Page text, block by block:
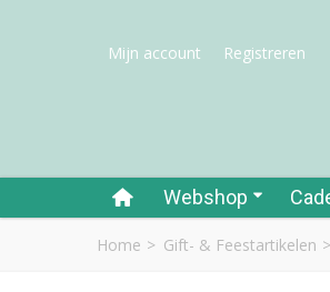
Mijn account Registreren
Webshop
Home > Gift- & Feestartikelen >